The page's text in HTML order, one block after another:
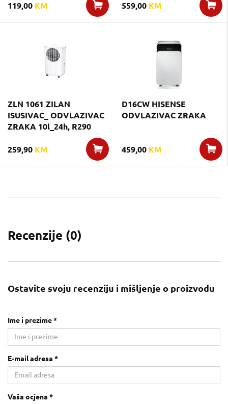
119,00 KM 559,00 KM
ZLN 1061 ZILAN
ISUSIVAC_ ODVLAZIVAC
ZRAKA 10l_24h, R290
259,90 KM
D16CW HISENSE
ODVLAZIVAC ZRAKA
459,00 KM
Recenzije (0)
Ostavite svoju recenziju i mišljenje o proizvodu
Ime i prezime *
E-mail adresa *
Vaša ocjena *